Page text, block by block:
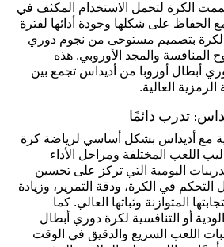
الكرة لتحمل الاستخدام المكثف في
مع الحفاظ على شكلها وجودة أدائها لفترة
الكرة بتصميم مستوحى من نجوم دوري
المنافسة والمجد الأوروبي. هذه
أبطال أوروبا من أديداس تجمع بين
الرمزية العالية.
تدرب دائمًا
مع أديداس بشكل أساسي لرياضة كرة
اللعب المختلفة ومراحل الأداء
اليومية التي تركز على تحسين
التحكم في الكرة، ودقة التمرير، وزيادة
المتوازنة وثباتها العالي. كما
أو التنافسية لكرة دوري أبطال
اللعب السريع والدقيق في الوقت